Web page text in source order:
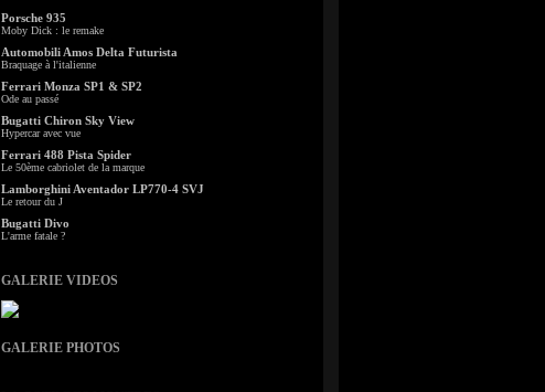
Porsche 935
Moby Dick : le remake
Automobili Amos Delta Futurista
Braquage à l'italienne
Ferrari Monza SP1 & SP2
Ode au passé
Bugatti Chiron Sky View
Hypercar avec vue
Ferrari 488 Pista Spider
Le 50ème cabriolet de la marque
Lamborghini Aventador LP770-4 SVJ
Le retour du J
Bugatti Divo
L'arme fatale ?
GALERIE VIDEOS
GALERIE PHOTOS